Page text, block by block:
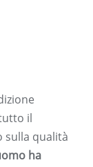
il
sulla qualità
ha